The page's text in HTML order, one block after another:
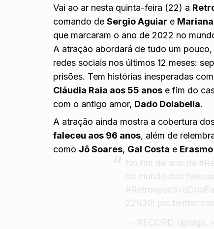
Vai ao ar nesta quinta-feira (22) a
comando deSergio Aguiar e
que marcaram o ano de 2022 no
A atração abordará de tudo um
redes sociais nos últimos 12 meses:
prisões. Tem histórias inesperadas
Cláudia Raia aos 55 anos e fim do
com o antigo amor, Dado Dolabella.
A atração ainda mostra a cobertura
faleceu aos 96 anos, além de
como Jô Soares, Gal Costa e
No fim de ano da
no mundo dos
22h30!
— RECORD